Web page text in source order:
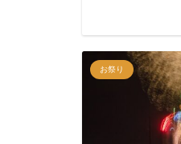
お祭り